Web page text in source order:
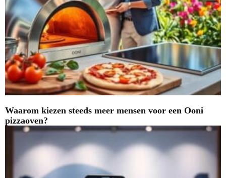
Waarom kiezen steeds meer mensen voor een Ooni
pizzaoven?